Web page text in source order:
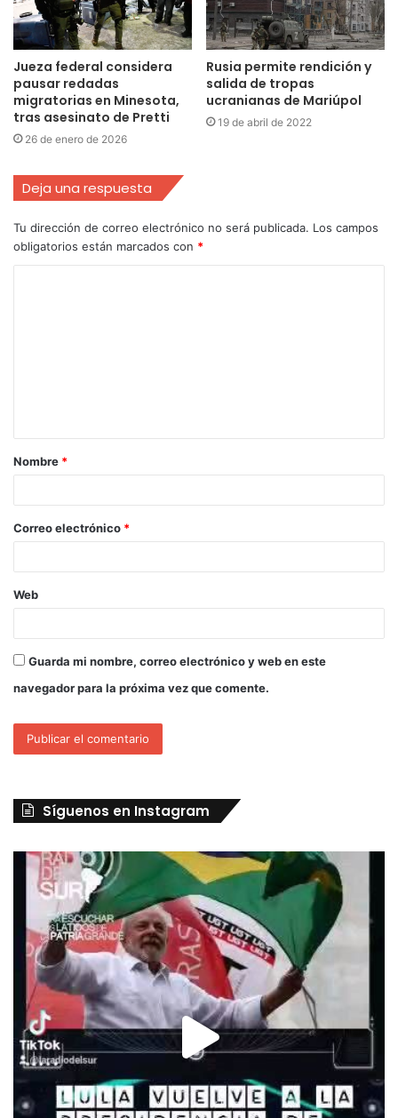
Jueza federal considera
pausar redadas
migratorias en Minesota,
tras asesinato de Pretti
26 de enero de 2026
Rusia permite rendición y
salida de tropas
ucranianas de Mariúpol
19 de abril de 2022
Deja una respuesta
Tu dirección de correo electrónico no será publicada. Los campos
obligatorios están marcados con *
Nombre *
Correo electrónico *
Web
Guarda mi nombre, correo electrónico y web en este
navegador para la próxima vez que comente.
Síguenos en Instagram